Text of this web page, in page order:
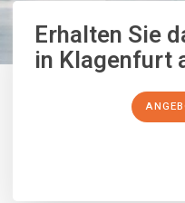
Erhalten Sie
in Klagenfurt